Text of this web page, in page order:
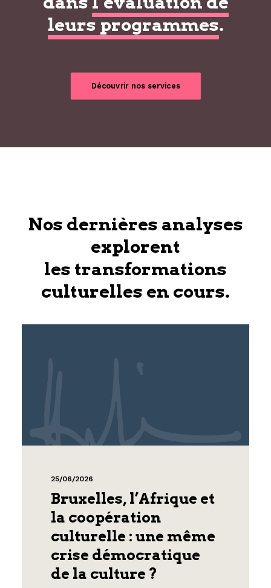
leurs programmes.
Découvrir nos services
Nos dernières analyses
explorent
les transformations
culturelles en cours.
25/06/2026
Bruxelles, l’Afrique et
la coopération
culturelle : une même
crise démocratique
de la culture ?